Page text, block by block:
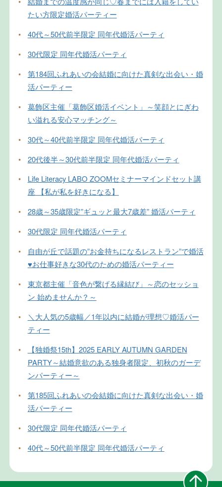
たい方限定婚活パーティー
•
40代～50代前半限定 同年代婚活パーティ
•
30代限定 同年代婚活パーティ
•
第184回ふれあいの会結婚に向けた真剣な出会い・婚
活パーティー
•
葛飾区主催「葛飾区婚活イベント」～笑顔とにぎわ
い溢れる安心マッチング～
•
30代～40代前半限定 同年代婚活パーティ
•
20代後半～30代前半限定 同年代婚活パーティ
•
Life Literacy LABO ZOOMセミナーマインドセット講
座 【私が私を好きになる】
•
28歳～35歳限定”ギュッと最大7歳差” 婚活パーティ
•
30代限定 同年代婚活パーティ
•
自由が丘で話題の”お金持ちになるレストラン”で婚活
♥お仕事好きな30代のための婚活パーティー
•
東京都主催「音色が繋げる縁結び」～恋のセッショ
ン 始めませんか？～
•
＼大人気の5歳幅／1年以内に結婚が理想♡婚活パー
ティー
•
【独婚祭15th】2025 EARLY AUTUMN GARDEN
PARTY～結婚意欲のある独身者限定、初秋のガーデ
ンパーティー～
•
第185回ふれあいの会結婚に向けた真剣な出会い・婚
活パーティー
•
30代限定 同年代婚活パーティ
•
40代～50代前半限定 同年代婚活パーティ